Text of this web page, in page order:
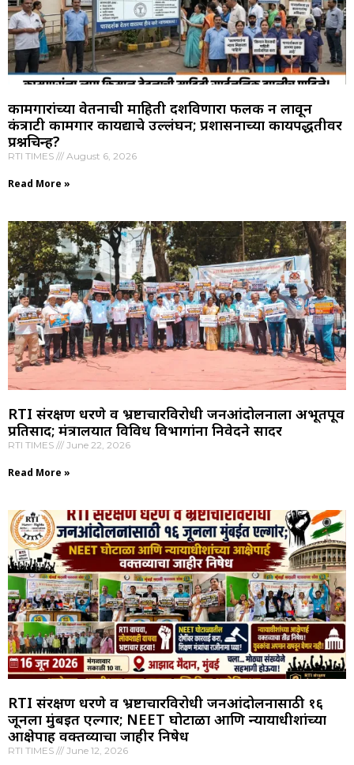
कामगारांच्या वेतनाची माहिती दर्शविणारा फलक न लावून
कंत्राटी कामगार कायद्याचे उल्लंघन; प्रशासनाच्या कार्यपद्धतीवर
प्रश्नचिन्ह?
RTI TIMES August 6, 2026
Read More »
RTI संरक्षण धरणे व भ्रष्टाचारविरोधी जनआंदोलनाला अभूतपूर्व
प्रतिसाद; मंत्रालयात विविध विभागांना निवेदने सादर
RTI TIMES June 22, 2026
Read More »
RTI संरक्षण धरणे व भ्रष्टाचारविरोधी जनआंदोलनासाठी १६
जूनला मुंबईत एल्गार; NEET घोटाळा आणि न्यायाधीशांच्या
आक्षेपार्ह वक्तव्याचा जाहीर निषेध
RTI TIMES June 12, 2026